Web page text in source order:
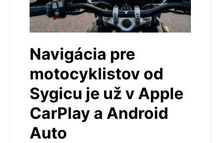
Navigácia pre
motocyklistov od
Sygicu je už v Apple
CarPlay a Android
Auto